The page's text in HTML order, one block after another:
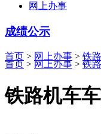
网上办事
成绩公示
首页 > 网上办事 > 铁
首页 > 网上办事 > 铁
铁路机车